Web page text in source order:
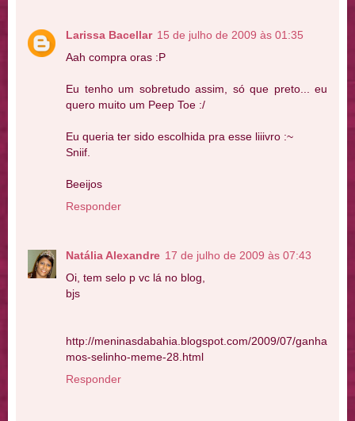
Larissa Bacellar 15 de julho de 2009 às 01:35
Aah compra oras :P
Eu tenho um sobretudo assim, só que preto... eu
quero muito um Peep Toe :/
Eu queria ter sido escolhida pra esse liiivro :~
Sniif.
Beeijos
Responder
Natália Alexandre 17 de julho de 2009 às 07:43
Oi, tem selo p vc lá no blog,
bjs
http://meninasdabahia.blogspot.com/2009/07/ganha
mos-selinho-meme-28.html
Responder